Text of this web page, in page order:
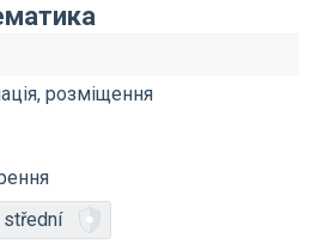
розміщення
střední